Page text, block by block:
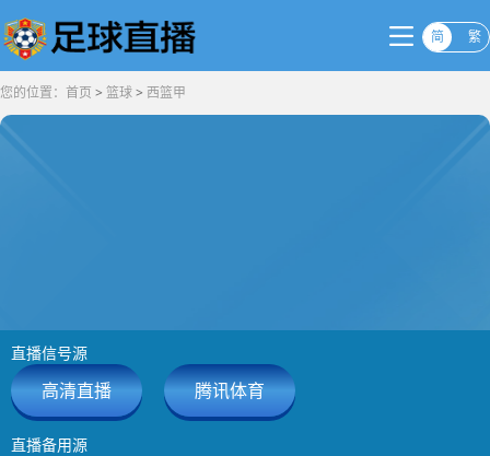
简 繁
您的位置： 首页 > 篮球> 西篮甲
直播信号源
高清直播 腾讯体育
直播备用源